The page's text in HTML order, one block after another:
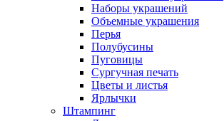
Наборы украшений
Объемные украшения
Перья
Полубусины
Пуговицы
Сургучная печать
Цветы и листья
Ярлычки
Штампинг